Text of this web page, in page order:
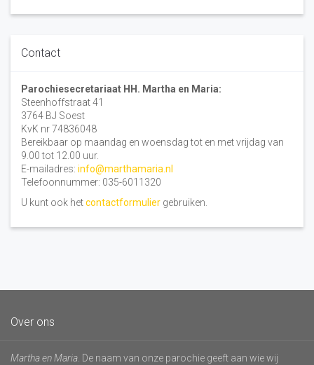
Contact
Parochiesecretariaat HH. Martha en Maria:
Steenhoffstraat 41
3764 BJ Soest
KvK nr 74836048
Bereikbaar op maandag en woensdag tot en met vrijdag van
9.00 tot 12.00 uur.
E-mailadres: info@marthamaria.nl
Telefoonnummer: 035-6011320
U kunt ook hetcontactformulier gebruiken.
Over ons
Martha en Maria . De naam van onze parochie geeft aan wie wij